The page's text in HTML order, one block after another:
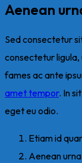
Aenean
Sed consectetur
consectetur
fames ac ante
amet tempor. In
eget eu odio.
Etiam id
Aenean